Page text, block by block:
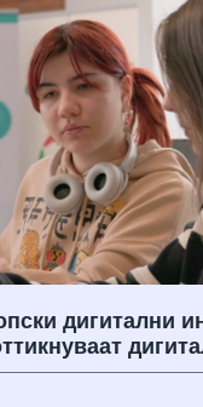
дигитални